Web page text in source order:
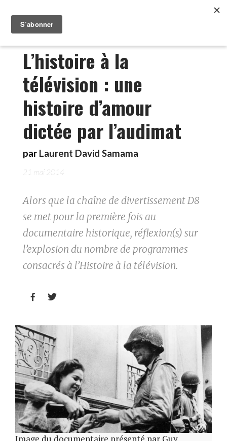
L’histoire à la
télévision : une
histoire d’amour
dictée par l’audimat
par Laurent David Samama
21 mai 2014
Alors que la chaîne de divertissement D8
se met pour la première fois au
documentaire historique, réflexion(s) sur
l’explosion du nombre de programmes
consacrés à l’Histoire à la télévision.
 